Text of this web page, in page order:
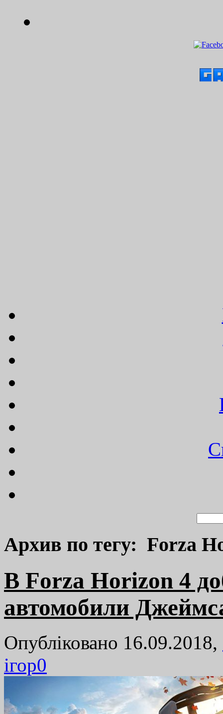
Архив по тегу: Forza
В Forza Horizon 4
автомобили
Опубліковано 16.09.2018,
ігор0